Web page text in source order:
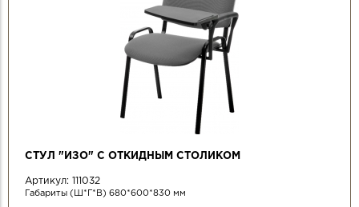
СТУЛ "ИЗО" С ОТКИДНЫМ СТОЛИКОМ
Артикул: 111032
Габариты (Ш*Г*В) 680*600*830 мм